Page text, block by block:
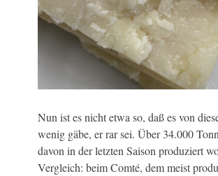
Nun ist es nicht etwa so, daß es von
wenig gäbe, er rar sei. Über 34.000
davon in der letzten Saison produziert
Vergleich: beim Comté, dem meist